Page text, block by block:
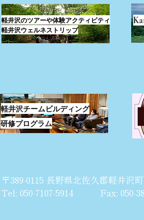
軽井沢のツアーや体験アクティビティ
軽井沢ウェルネストリップ
軽井沢チームビルディング
研修プログラム
〒389-0115 長野県北佐久郡軽井沢
Tel: 050-7107-5914 Fax: 050-